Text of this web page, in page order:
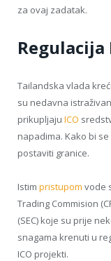
za ovaj zadatak.
Regulacija
Tailandska vlada
su nedavna
prikupljaju ICO
napadima. Kako bi
postaviti granice.
Istim pristupom vode
Trading Commision
(SEC) koje su prije
snagama krenuti u
ICO projekti.